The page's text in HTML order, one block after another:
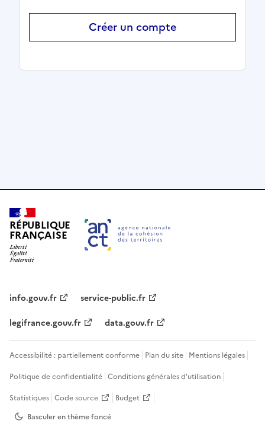
Créer un compte
RÉPUBLIQUE
FRANÇAISE
info.gouv.fr
service-public.fr
legifrance.gouv.fr
data.gouv.fr
Accessibilité : partiellement conforme Plan du site Mentions légales
Politique de confidentialité Conditions générales d'utilisation
Statistiques Code source
Budget
Basculer en thèmefoncé